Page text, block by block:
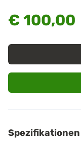
€ 100,00
Spezifikationen